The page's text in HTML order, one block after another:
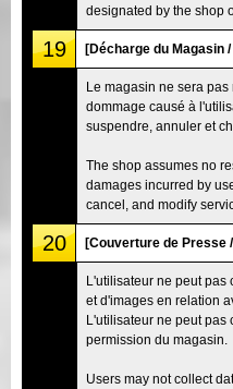
designated by the shop
19 [Décharge du Magasin
Le magasin ne sera
dommage causé à
suspendre, annuler et
The shop assumes no
damages incurred by
cancel, and modify
20 [Couverture de Presse
L'utilisateur ne peut pas
et d'images en relation
L'utilisateur ne peut pas
permission du magasin.
Users may not collect